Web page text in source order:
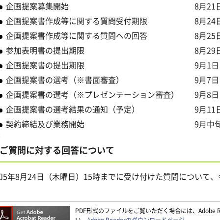
企画提案募集開始 8月21日（
企画提案書作成等に関する質問受付期限 8月24日
企画提案書作成等に関する質問への回答 8月25日
参加表明書の提出期限 8月29日（火曜
企画提案書の提出期限 9月1日（金曜日
企画提案書の選考（※書面審査） 9月7日（
企画提案書の選考（※プレゼンテーション審査） 9月8日
企画提案書の選考結果の通知（予定） 9月11日
契約締結及び業務開始 9月中
ご質問に対する回答について
5年8月24日（木曜日）15時までに受け付けた質問について
PDF形式のファイルをご覧いただく場合には、